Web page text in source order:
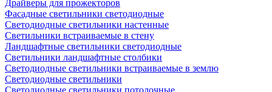
Драйверы для прожекторов
Фасадные светильники светодиодные
Светодиодные светильники настенные
Светильники встраиваемые в стену
Ландшафтные светильники светодиодные
Светильники ландшафтные столбики
Светодиодные светильники встраиваемые в землю
Светодиодные светильники
Светодиодные светильники потолочные